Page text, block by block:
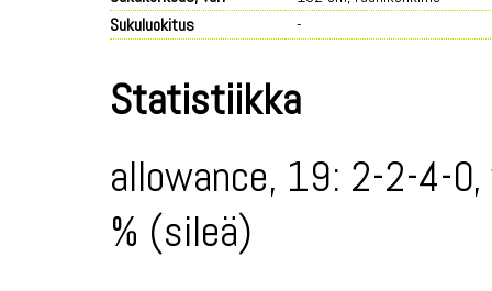
Sukuluokitus
-
Statistiikka
allowance, 19: 2-2-4-
% (sileä)